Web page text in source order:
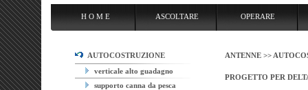
AUTOCOSTRUZIONE
verticale alto guadagno
supporto canna da pesca
ANTENNE >>
PROGETTO PER
H O M E ASCOLTARE OPERARE